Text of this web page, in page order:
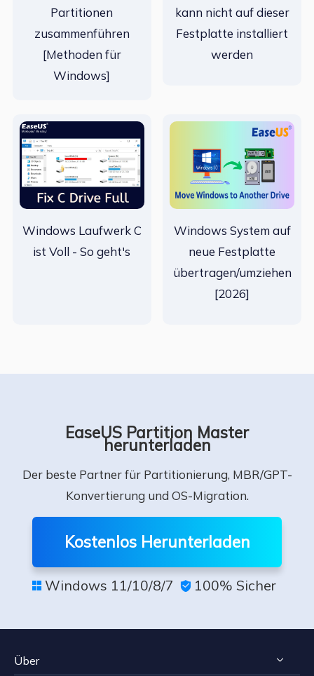
Partitionen
zusammenführen
[Methoden für
Windows]
kann nicht auf dieser
Festplatte installiert
werden
Windows Laufwerk C
ist Voll - So geht's
Windows System auf
neue Festplatte
übertragen/umziehen
[2026]
EaseUS Partition Master
herunterladen
Der beste Partner für Partitionierung, MBR/GPT-
Konvertierung und OS-Migration.
Kostenlos Herunterladen
 Windows 11/10/8/7  100% Sicher
Über